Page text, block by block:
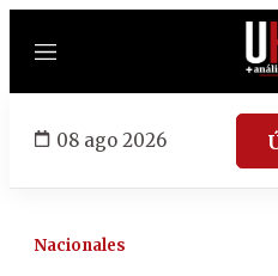
Menú
08 ago 2026
Nacionales